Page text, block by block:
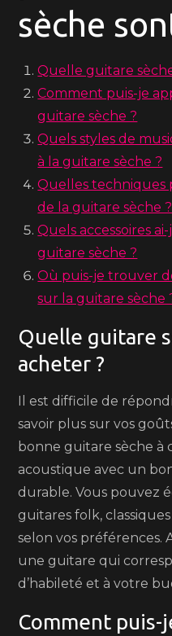
sèche
Quelle guitare
Comment puis-je
guitare sèche ?
Quels styles de
à la guitare sèche ?
Quelles
de la guitare sèche ?
Quels accessoires
guitare sèche ?
Où puis-je trouver
sur la guitare sèche
Quelle guitare
acheter ?
Il est difficile de
savoir plus sur vos
bonne guitare sèche à
acoustique avec un
durable. Vous pouvez
guitares folk,
selon vos préférences.
une guitare qui
d’habileté et à votre
Comment puis-